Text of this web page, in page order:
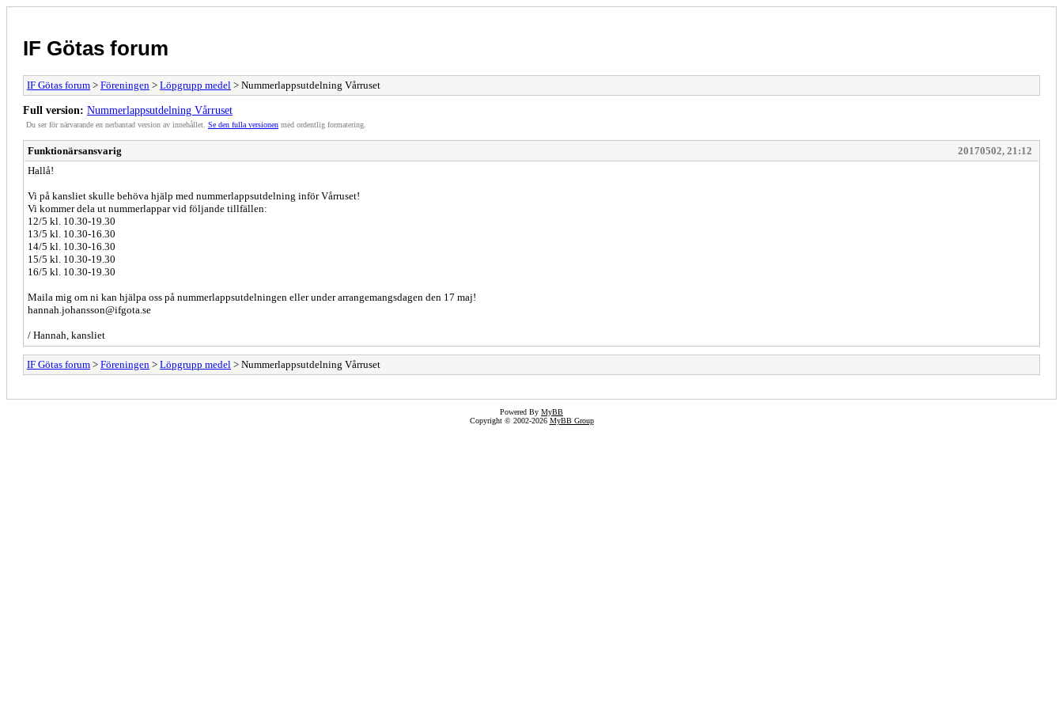
IF Götas forum
IF Götas forum > Föreningen > Löpgrupp medel > Nummerlappsutdelning Vårruset
Full version: Nummerlappsutdelning Vårruset
Du ser för närvarande en nerbantad version av innehållet. Se den fulla versionen med ordentlig formatering.
Funktionärsansvarig
20170502, 21:12
Hallå!
Vi på kansliet skulle behöva hjälp med nummerlappsutdelning inför Vårruset!
Vi kommer dela ut nummerlappar vid följande tillfällen:
12/5 kl. 10.30-19.30
13/5 kl. 10.30-16.30
14/5 kl. 10.30-16.30
15/5 kl. 10.30-19.30
16/5 kl. 10.30-19.30
Maila mig om ni kan hjälpa oss på nummerlappsutdelningen eller under arrangemangsdagen den 17 maj!
hannah.johansson@ifgota.se
/ Hannah, kansliet
IF Götas forum > Föreningen > Löpgrupp medel > Nummerlappsutdelning Vårruset
Powered By MyBB
Copyright © 2002-2026 MyBB Group